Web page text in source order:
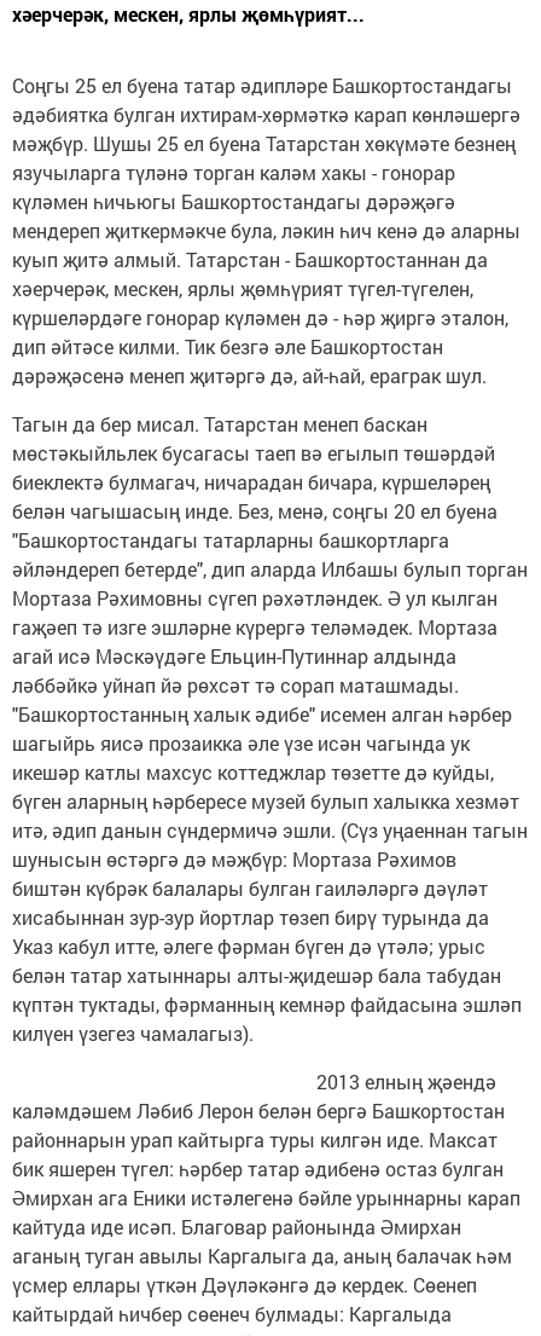
хәерчерәк, мескен, ярлы җөмһүрият...
Соңгы 25 ел буена татар әдипләре Башкортостандагы
әдәбиятка булган ихтирам-хөрмәткә карап көнләшергә
мәҗбүр. Шушы 25 ел буена Татарстан хөкүмәте безнең
язучыларга түләнә торган каләм хакы - гонорар
күләмен һичьюгы Башкортостандагы дәрәҗәгә
мендереп җиткермәкче була, ләкин һич кенә дә аларны
куып җитә алмый. Татарстан - Башкортостаннан да
хәерчерәк, мескен, ярлы җөмһүрият түгел-түгелен,
күршеләрдәге гонорар күләмен дә - һәр җиргә эталон,
дип әйтәсе килми. Тик безгә әле Башкортостан
дәрәҗәсенә менеп җитәргә дә, ай-һай, ераграк шул.
Тагын да бер мисал. Татарстан менеп баскан
мөстәкыйльлек бусагасы таеп вә егылып төшәрдәй
биеклектә булмагач, ничарадан бичара, күршеләрең
белән чагышасың инде. Без, менә, соңгы 20 ел буена
"Башкортостандагы татарларны башкортларга
әйләндереп бетерде", дип аларда Илбашы булып торган
Мортаза Рәхимовны сүгеп рәхәтләндек. Ә ул кылган
гаҗәеп тә изге эшләрне күрергә теләмәдек. Мортаза
агай исә Мәскәүдәге Ельцин-Путиннар алдында
ләббәйкә уйнап йә рөхсәт тә сорап маташмады.
"Башкортостанның халык әдибе" исемен алган һәрбер
шагыйрь яисә прозаикка әле үзе исән чагында ук
икешәр катлы махсус коттеджлар төзетте дә куйды,
бүген аларның һәрбересе музей булып халыкка хезмәт
итә, әдип данын сүндермичә эшли. (Сүз уңаеннан тагын
шунысын өстәргә дә мәҗбүр: Мортаза Рәхимов
биштән күбрәк балалары булган гаиләләргә дәүләт
хисабыннан зур-зур йортлар төзеп бирү турында да
Указ кабул итте, әлеге фәрман бүген дә үтәлә; урыс
белән татар хатыннары алты-җидешәр бала табудан
күптән туктады, фәрманның кемнәр файдасына эшләп
килүен үзегез чамалагыз).
2013 елның җәендә
каләмдәшем Ләбиб Лерон белән бергә Башкортостан
районнарын урап кайтырга туры килгән иде. Максат
бик яшерен түгел: һәрбер татар әдибенә остаз булган
Әмирхан ага Еники истәлегенә бәйле урыннарны карап
кайтуда иде исәп. Благовар районында Әмирхан
аганың туган авылы Каргалыга да, аның балачак һәм
үсмер еллары үткән Дәүләкәнгә дә кердек. Сөенеп
кайтырдай һичбер сөенеч булмады: Каргалыда